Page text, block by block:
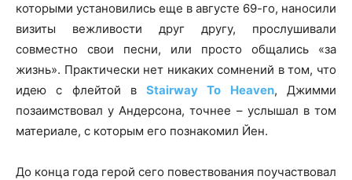
которыми установились еще в августе 69-го, наносили
визиты вежливости друг другу, прослушивали
совместно свои песни, или просто общались «за
жизнь». Практически нет никаких сомнений в том, что
идею с флейтой вStairway To Heaven, Джимми
позаимствовал у Андерсона, точнее – услышал в том
материале, с которым его познакомил Йен.
До конца года герой сего повествования поучаствовал